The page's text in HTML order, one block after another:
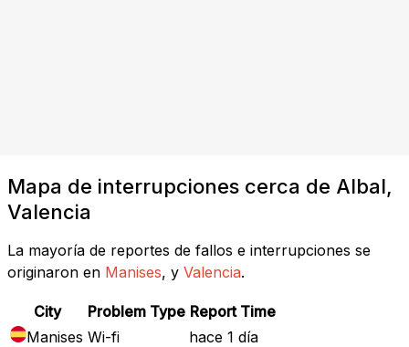
Mapa de interrupciones cerca de Albal,
Valencia
La mayoría de reportes de fallos e interrupciones se
originaron en Manises, y Valencia.
City Problem Type Report Time
Manises Wi-fi
hace 1 día